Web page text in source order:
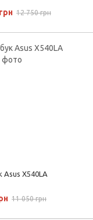
12 750 грн
Asus X540LA
11 050 грн